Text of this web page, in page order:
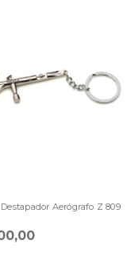
Aerógrafo Z 809